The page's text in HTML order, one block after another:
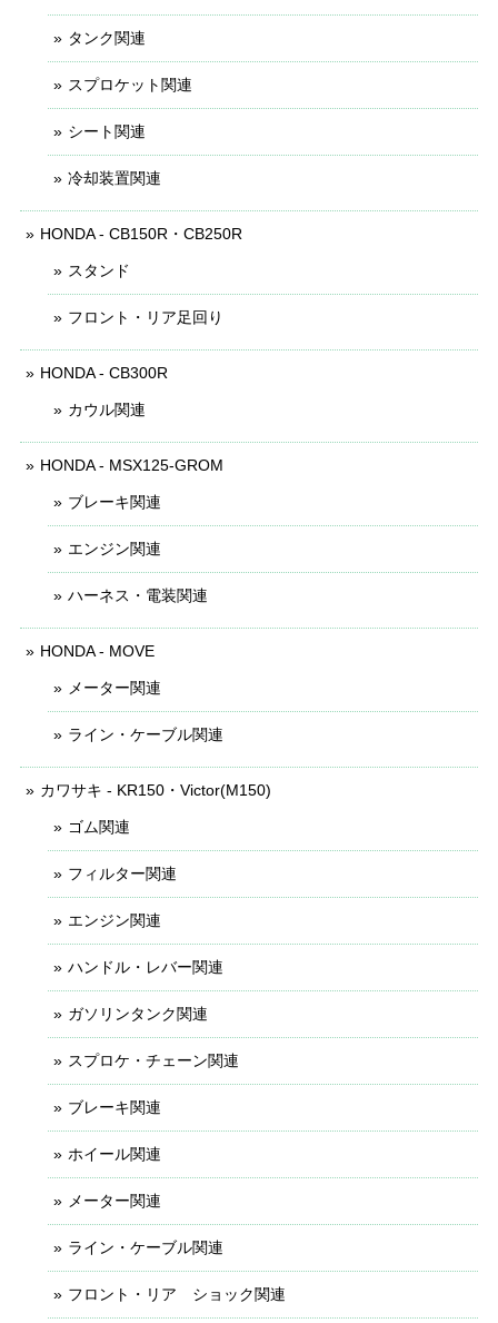
タンク関連
スプロケット関連
シート関連
冷却装置関連
HONDA - CB150R・CB250R
スタンド
フロント・リア足回り
HONDA - CB300R
カウル関連
HONDA - MSX125-GROM
ブレーキ関連
エンジン関連
ハーネス・電装関連
HONDA - MOVE
メーター関連
ライン・ケーブル関連
カワサキ - KR150・Victor(M150)
ゴム関連
フィルター関連
エンジン関連
ハンドル・レバー関連
ガソリンタンク関連
スプロケ・チェーン関連
ブレーキ関連
ホイール関連
メーター関連
ライン・ケーブル関連
フロント・リア ショック関連